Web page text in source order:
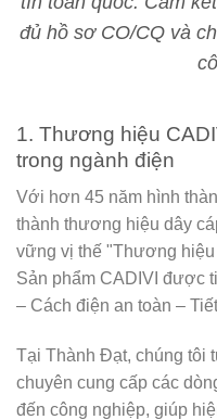
đủ hồ sơ CO/CQ và
1. Thương hiệu
trong ngành điện
Với hơn 45 năm hình
thành thương hiệu dây
vững vị thế "Thương
Sản phẩm CADIVI được
– Cách điện an toàn –
Tại Thành Đạt, chúng tôi
chuyên cung cấp các
đến công nghiệp, giúp